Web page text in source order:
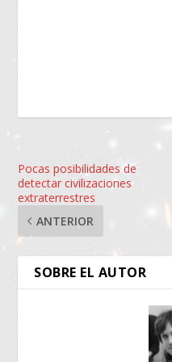
Pocas posibilidades de
detectar civilizaciones
extraterrestres
ANTERIOR
SOBRE EL AUTOR